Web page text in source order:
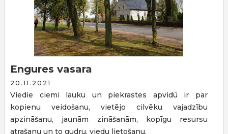
Engures vasara
20.11.2021
Viedie ciemi lauku un piekrastes apvidū ir par
kopienu veidošanu, vietējo cilvēku vajadzību
apzināšanu, jaunām zināšanām, kopīgu resursu
atrašanu un to gudru, viedu lietošanu.